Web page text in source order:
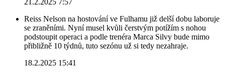
21.2.2025 7:57
Reiss Nelson na hostování ve Fulhamu již delší dobu laboruje
se zraněními. Nyní musel kvůli čerstvým potížím s nohou
podstoupit operaci a podle trenéra Marca Silvy bude mimo
přibližně 10 týdnů, tuto sezónu už si tedy nezahraje.
18.2.2025 15:41